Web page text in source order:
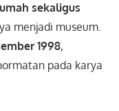
sekaligus
menjadi museum.
1998,
pada karya